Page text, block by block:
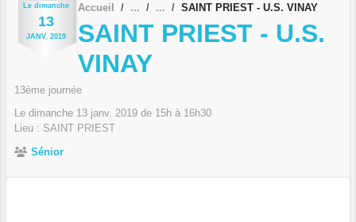
Le dimanche
13
JANV. 2019
Accueil SAINT PRIEST - U.S. VINAY
SAINT PRIEST - U.S.
VINAY
13ème journée
Le dimanche 13 janv. 2019 de 15h à 16h30
Lieu : SAINT PRIEST
Sénior